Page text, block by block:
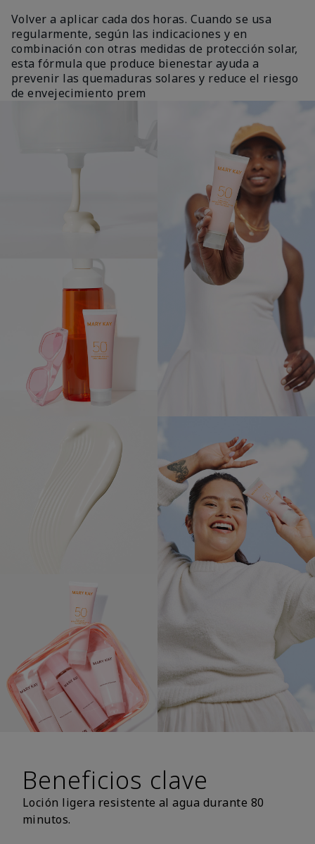
Volver a aplicar cada dos horas. Cuando se usa
regularmente, según las indicaciones y en
combinación con otras medidas de protección solar,
esta fórmula que produce bienestar ayuda a
prevenir las quemaduras solares y reduce el riesgo
de envejecimiento prem
Beneficios clave
Loción ligera resistente al agua durante 80
minutos.